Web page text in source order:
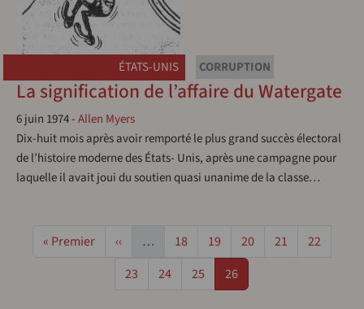
ÉTATS-UNIS CORRUPTION
La signification de l’affaire du Watergate
6 juin 1974-Allen Myers
Dix-huit mois après avoir remporté le plus grand succès électoral
de l’histoire moderne des États- Unis, après une campagne pour
laquelle il avait joui du soutien quasi unanime de la classe…
Première page
« Premier Page précédente
‹‹ … Page
18 Page
19 Page
20 Page
21 Page
22
Page
23 Page
24 Page
25 Page
26